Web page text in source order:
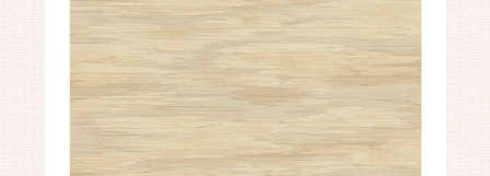
Длина рулона: 10
Ширина рулона:
0.52
Материал покрытия:
Акриловое
Страна:
США
Материал основы:Бумага
Раппорт: 53